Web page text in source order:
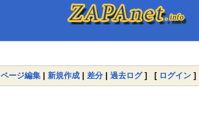
ページ編集 | 新規作成 | 差分 | 過去ログ] [ ログイン ]